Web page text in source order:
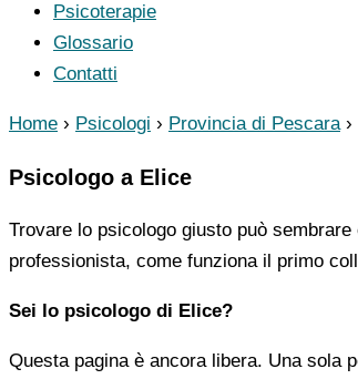
Psicoterapie
Glossario
Contatti
Home › Psicologi › Provincia di Pescara ›
Psicologo a Elice
Trovare lo psicologo giusto può
professionista, come funziona il primo
Sei lo psicologo di Elice?
Questa pagina è ancora libera. Una